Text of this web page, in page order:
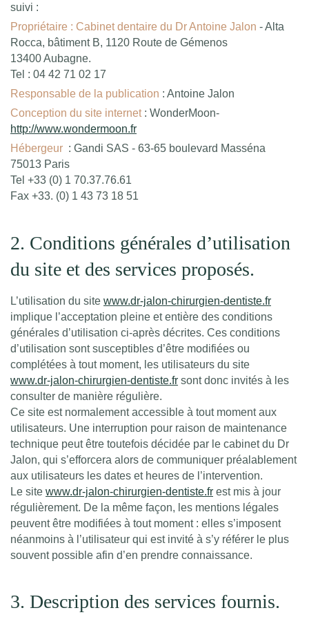
suivi :
Propriétaire : Cabinet dentaire du Dr Antoine Jalon - Alta
Rocca, bâtiment B, 1120 Route de Gémenos
13400 Aubagne.
Tel : 04 42 71 02 17
Responsable de la publication : Antoine Jalon
Conception du site internet: WonderMoon-
http://www.wondermoon.fr
Hébergeur : Gandi SAS - 63-65 boulevard Masséna
75013 Paris
Tel +33 (0) 1 70.37.76.61
Fax +33. (0) 1 43 73 18 51
2. Conditions générales d’utilisation
du site et des services proposés.
L’utilisation du site www.dr-jalon-chirurgien-dentiste.fr
implique l’acceptation pleine et entière des conditions
générales d’utilisation ci-après décrites. Ces conditions
d’utilisation sont susceptibles d’être modifiées ou
complétées à tout moment, les utilisateurs du site
www.dr-jalon-chirurgien-dentiste.fr sont donc invités à les
consulter de manière régulière.
Ce site est normalement accessible à tout moment aux
utilisateurs. Une interruption pour raison de maintenance
technique peut être toutefois décidée par le cabinet du Dr
Jalon, qui s’efforcera alors de communiquer préalablement
aux utilisateurs les dates et heures de l’intervention.
Le site www.dr-jalon-chirurgien-dentiste.fr est mis à jour
régulièrement. De la même façon, les mentions légales
peuvent être modifiées à tout moment : elles s’imposent
néanmoins à l’utilisateur qui est invité à s’y référer le plus
souvent possible afin d’en prendre connaissance.
3. Description des services fournis.